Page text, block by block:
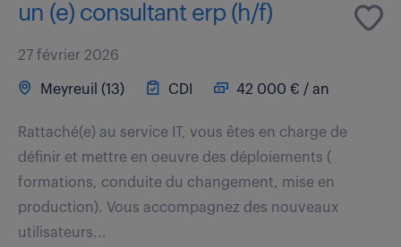
un (e) consultant erp (h/f)
27 février 2026
Meyreuil (13) CDI 42 000 € / an
Rattaché(e) au service IT, vous êtes en charge de
définir et mettre en oeuvre des déploiements (
formations, conduite du changement, mise en
production). Vous accompagnez des nouveaux
utilisateurs...